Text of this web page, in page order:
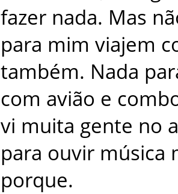
fazer nada. Mas
para mim viajem
também. Nada
com avião e
vi muita gente no
para ouvir música
porque.